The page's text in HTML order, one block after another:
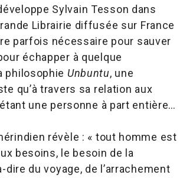
Sylvain Tesson dans
Librairie diffusée sur France
parfois nécessaire pour sauver
échapper à quelque
philosophie Unbuntu, une
qu’à travers sa relation aux
une personne à part entière…
révèle : « tout homme est
besoins, le besoin de la
dire du voyage, de l’arrachement